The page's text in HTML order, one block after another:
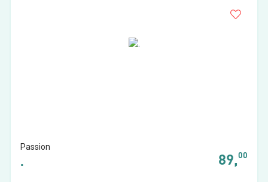
Passion
. 89,00